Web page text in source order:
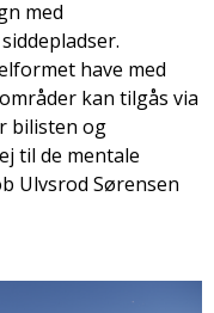
med
have med
kan tilgås via
bilisten og
til de mentale
Ulvsrod Sørensen